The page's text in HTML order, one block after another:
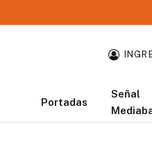
Portadas
Señal